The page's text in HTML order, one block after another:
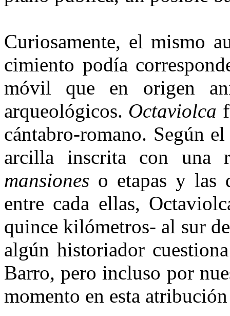
Curiosamente, el mismo
cimiento podía
mó­vil que en origen
arqueológicos. Octaviolca
cántabro-romano. Según
arcilla inscrita con una
mansiones o etapas y las
entre cada ellas,
quince kilómetros- al sur
algún historiador
Barro, pero incluso por
momento en esta